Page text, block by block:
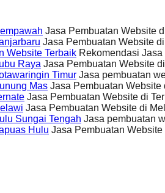
Jasa Pembuatan Website
Jasa Pembuatan Website
Website Terbaik Rekomendasi
Raya Jasa Pembuatan Website
Timur Jasa pembuatan
Mas Jasa Pembuatan
Jasa Pembuatan Website di
Jasa Pembuatan Website di
Sungai Tengah Jasa pembuatan
Hulu Jasa Pembuatan